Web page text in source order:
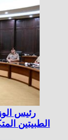
رئيس
الطبيتين